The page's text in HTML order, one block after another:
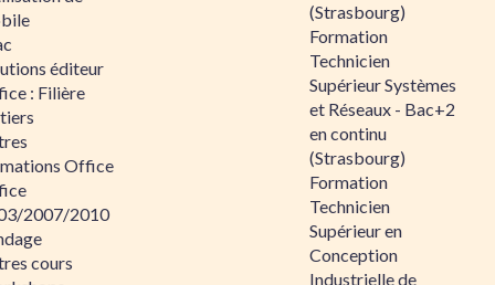
éditeur
: Filière
Office
2007/2010
cours
(Strasbourg)
Formation
Technicien
Supérieur Systèmes
et Réseaux - Bac+2
en continu
(Strasbourg)
Formation
Technicien
Supérieur en
Conception
Industrielle de